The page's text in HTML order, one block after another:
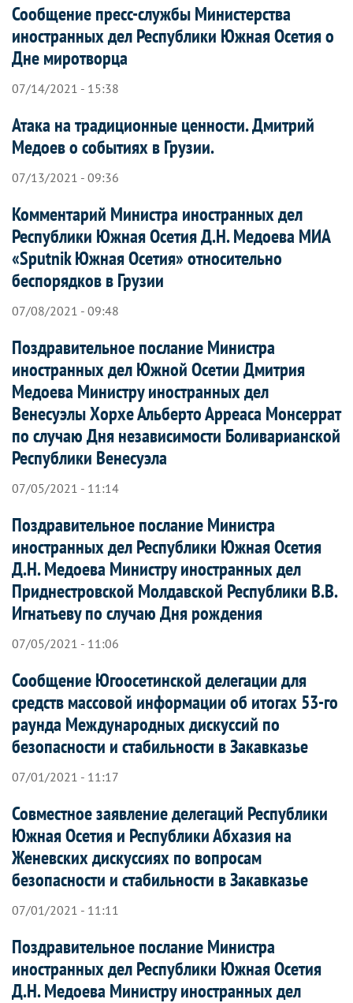
Сообщение пресс-службы Министерства
иностранных дел Республики Южная Осетия о
Дне миротворца
07/14/2021 - 15:38
Атака на традиционные ценности. Дмитрий
Медоев о событиях в Грузии.
07/13/2021 - 09:36
Комментарий Министра иностранных дел
Республики Южная Осетия Д.Н. Медоева МИА
«Sputnik Южная Осетия» относительно
беспорядков в Грузии
07/08/2021 - 09:48
Поздравительное послание Министра
иностранных дел Южной Осетии Дмитрия
Медоева Министру иностранных дел
Венесуэлы Хорхе Альберто Арреаса Монсеррат
по случаю Дня независимости Боливарианской
Республики Венесуэла
07/05/2021 - 11:14
Поздравительное послание Министра
иностранных дел Республики Южная Осетия
Д.Н. Медоева Министру иностранных дел
Приднестровской Молдавской Республики В.В.
Игнатьеву по случаю Дня рождения
07/05/2021 - 11:06
Сообщение Югоосетинской делегации для
средств массовой информации об итогах 53-го
раунда Международных дискуссий по
безопасности и стабильности в Закавказье
07/01/2021 - 11:17
Совместное заявление делегаций Республики
Южная Осетия и Республики Абхазия на
Женевских дискуссиях по вопросам
безопасности и стабильности в Закавказье
07/01/2021 - 11:11
Поздравительное послание Министра
иностранных дел Республики Южная Осетия
Д.Н. Медоева Министру иностранных дел